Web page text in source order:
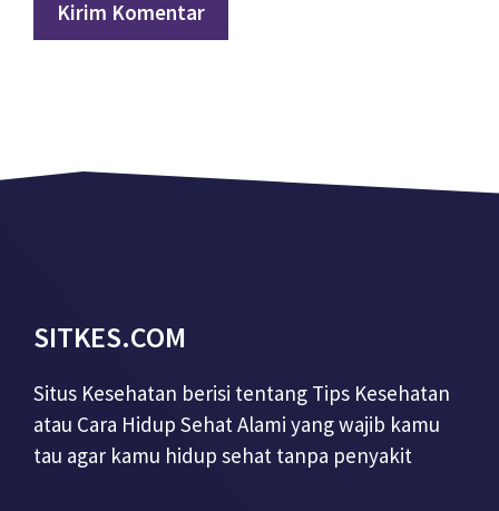
SITKES.COM
Situs Kesehatan berisi tentang Tips Kesehatan
atau Cara Hidup Sehat Alami yang wajib kamu
tau agar kamu hidup sehat tanpa penyakit